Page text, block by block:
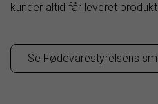
kunder altid får leveret
Se Fødevarestyrelsens